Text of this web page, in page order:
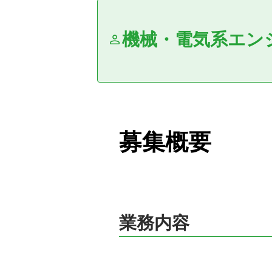
機械・電気系エン
募集概要
業務内容